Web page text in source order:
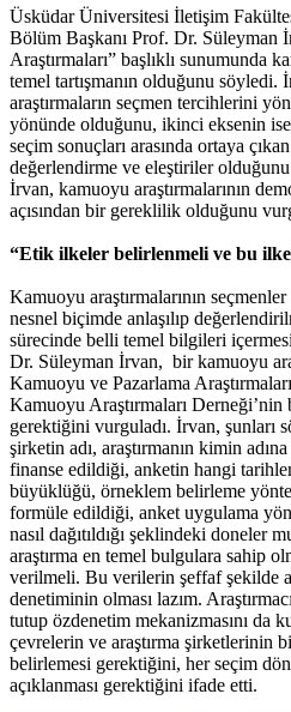
Üsküdar Üniversitesi İletişim
Bölüm Başkanı Prof. Dr. Süleyman
Araştırmaları” başlıklı sunumunda
temel tartışmanın olduğunu
araştırmaların seçmen tercihlerini
yönünde olduğunu, ikinci eksenin
seçim sonuçları arasında ortaya
değerlendirme ve eleştiriler
İrvan, kamuoyu araştırmalarının
açısından bir gereklilik olduğunu
“Etik ilkeler belirlenmeli ve bu
Kamuoyu araştırmalarının
nesnel biçimde anlaşılıp
sürecinde belli temel bilgileri
Dr. Süleyman İrvan, bir kamuoyu
Kamuoyu ve Pazarlama
Kamuoyu Araştırmaları Derneği’nin
gerektiğini vurguladı. İrvan, şunları
şirketin adı, araştırmanın kimin
finanse edildiği, anketin hangi
büyüklüğü, örneklem belirleme
formüle edildiği, anket uygulama
nasıl dağıtıldığı şeklindeki doneler
araştırma en temel bulgulara sahip
verilmeli. Bu verilerin şeffaf şekilde
denetiminin olması lazım.
tutup özdenetim mekanizmasını da
çevrelerin ve araştırma şirketlerinin
belirlemesi gerektiğini, her seçim
açıklanması gerektiğini ifade etti.